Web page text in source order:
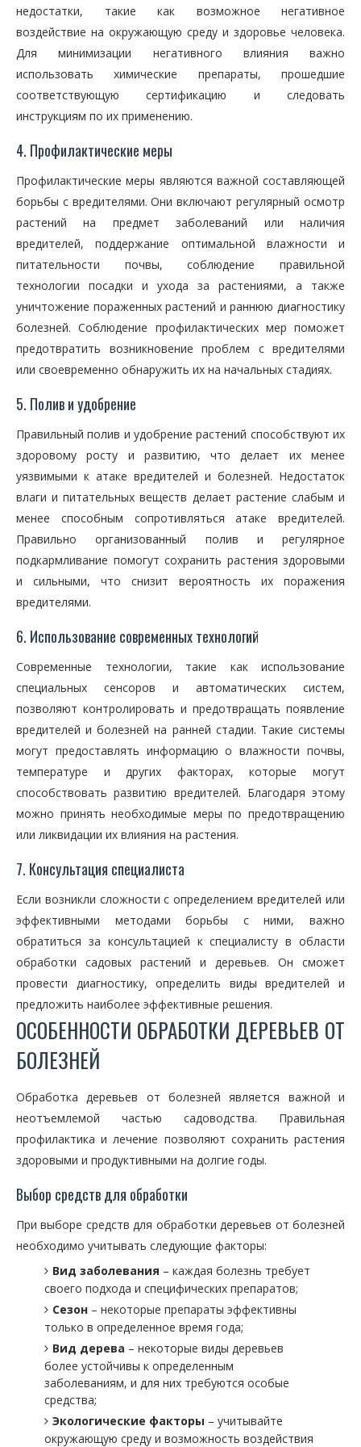
недостатки, такие как возможное негативное
воздействие на окружающую среду и здоровье человека.
Для минимизации негативного влияния важно
использовать химические препараты, прошедшие
соответствующую сертификацию и следовать
инструкциям по их применению.
4. Профилактические меры
Профилактические меры являются важной составляющей
борьбы с вредителями. Они включают регулярный осмотр
растений на предмет заболеваний или наличия
вредителей, поддержание оптимальной влажности и
питательности почвы, соблюдение правильной
технологии посадки и ухода за растениями, а также
уничтожение пораженных растений и раннюю диагностику
болезней. Соблюдение профилактических мер поможет
предотвратить возникновение проблем с вредителями
или своевременно обнаружить их на начальных стадиях.
5. Полив и удобрение
Правильный полив и удобрение растений способствуют их
здоровому росту и развитию, что делает их менее
уязвимыми к атаке вредителей и болезней. Недостаток
влаги и питательных веществ делает растение слабым и
менее способным сопротивляться атаке вредителей.
Правильно организованный полив и регулярное
подкармливание помогут сохранить растения здоровыми
и сильными, что снизит вероятность их поражения
вредителями.
6. Использование современных технологий
Современные технологии, такие как использование
специальных сенсоров и автоматических систем,
позволяют контролировать и предотвращать появление
вредителей и болезней на ранней стадии. Такие системы
могут предоставлять информацию о влажности почвы,
температуре и других факторах, которые могут
способствовать развитию вредителей. Благодаря этому
можно принять необходимые меры по предотвращению
или ликвидации их влияния на растения.
7. Консультация специалиста
Если возникли сложности с определением вредителей или
эффективными методами борьбы с ними, важно
обратиться за консультацией к специалисту в области
обработки садовых растений и деревьев. Он сможет
провести диагностику, определить виды вредителей и
предложить наиболее эффективные решения.
ОСОБЕННОСТИ ОБРАБОТКИ ДЕРЕВЬЕВ ОТ
БОЛЕЗНЕЙ
Обработка деревьев от болезней является важной и
неотъемлемой частью садоводства. Правильная
профилактика и лечение позволяют сохранить растения
здоровыми и продуктивными на долгие годы.
Выбор средств для обработки
При выборе средств для обработки деревьев от болезней
необходимо учитывать следующие факторы:
Вид заболевания – каждая болезнь требует
своего подхода и специфических препаратов;
Сезон – некоторые препараты эффективны
только в определенное время года;
Вид дерева – некоторые виды деревьев
более устойчивы к определенным
заболеваниям, и для них требуются особые
средства;
Экологические факторы – учитывайте
окружающую среду и возможность воздействия